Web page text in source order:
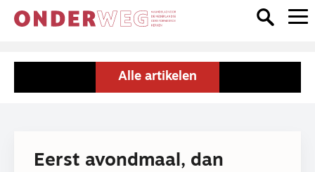
Alle artikelen
Eerst avondmaal, dan